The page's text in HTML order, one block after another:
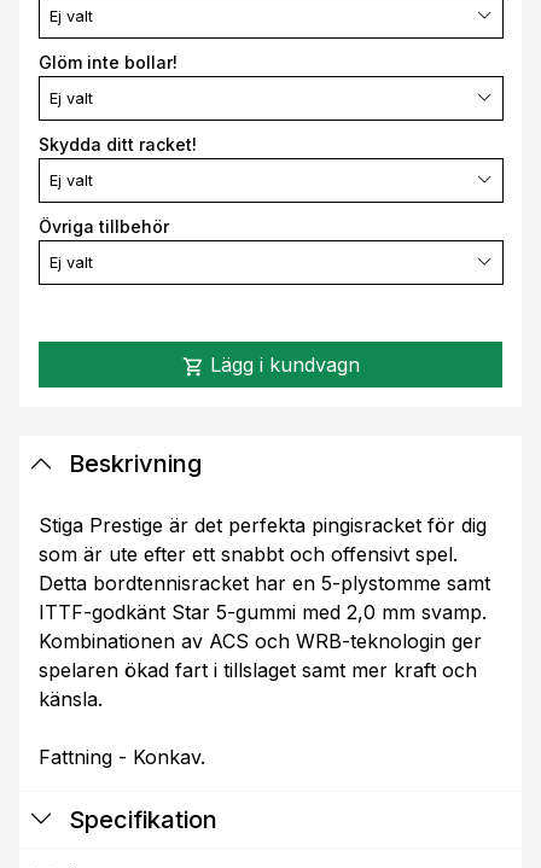
Ej valt
Glöm inte bollar!
Ej valt
Skydda ditt racket!
Ej valt
Övriga tillbehör
Ej valt
shopping_cart Lägg i kundvagn
Beskrivning
Stiga Prestige är det perfekta pingisracket för dig
som är ute efter ett snabbt och offensivt spel.
Detta bordtennisracket har en 5-plystomme samt
ITTF-godkänt Star 5-gummi med 2,0 mm svamp.
Kombinationen av ACS och WRB-teknologin ger
spelaren ökad fart i tillslaget samt mer kraft och
känsla.
Fattning - Konkav.
Specifikation